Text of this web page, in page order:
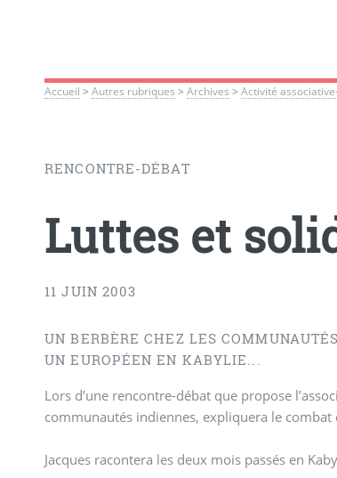
Accueil >Autres rubriques >Archives >Activité
RENCONTRE-DÉBAT
Luttes et
11 JUIN 2003
UN BERBÈRE CHEZ LES
UN EUROPÉEN EN KABYLIE...
Lors d’une rencontre-débat que propose
communautés indiennes, expliquera le combat
Jacques racontera les deux mois passés en